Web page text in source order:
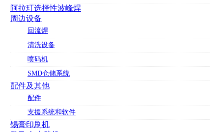
阿拉玎选择性波峰焊
周边设备
回流焊
清洗设备
喷码机
SMD仓储系统
配件及其他
配件
支援系统和软件
锡膏印刷机